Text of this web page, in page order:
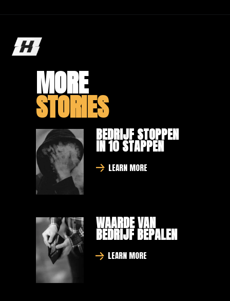
MORE
STORIES
LEARN MORE
WAARDE VAN
BEDRIJF BEPALEN
BEDRIJF STOPPEN
IN 10 STAPPEN
LEARN MORE